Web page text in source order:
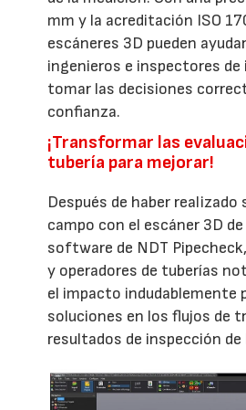
mm y la acreditación ISO
escáneres 3D pueden
ingenieros e inspectores de
tomar las decisiones
confianza.
¡Transformar las
tubería para mejorar!
Después de haber realizado
campo con el escáner 3D
software de NDT
y operadores de tuberías
el impacto indudablemente
soluciones en los flujos de
resultados de inspección de